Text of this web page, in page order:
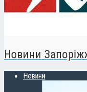
Новини
Новини